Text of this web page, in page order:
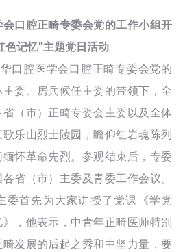
口腔正畸专委会党的工作小组开
色记忆”主题党日活动
口腔医学会口腔正畸专委会党的
委、房兵候任主委的带领下，全
（市）正畸专委会主委以及全体
乐山烈士陵园，瞻仰红岩魂陈列
怀革命先烈。参观结束后，专委
省（市）主委及青委工作会议。
委首先为大家讲授了党课《学党
，他表示，中青年正畸医师特别
发展的后起之秀和中坚力量，要